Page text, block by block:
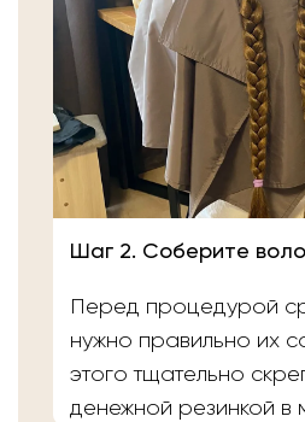
Шаг 2. Соберите
Перед процедурой
нужно правильно их
этого тщательно
денежной резинкой в